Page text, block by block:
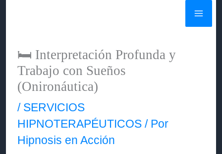
🛏️ Interpretación Profunda y
Trabajo con Sueños
(Onironáutica)
/ SERVICIOS
HIPNOTERAPÉUTICOS / Por
Hipnosis en Acción